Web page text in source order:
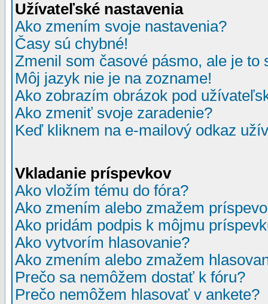
Užívateľské nastavenia
Ako zmením svoje nastavenia?
Časy sú chybné!
Zmenil som časové pásmo, ale je to
Môj jazyk nie je na zozname!
Ako zobrazím obrázok pod
Ako zmeniť svoje zaradenie?
Keď kliknem na e-mailový odkaz
Vkladanie príspevkov
Ako vložím tému do fóra?
Ako zmením alebo zmažem
Ako pridám podpis k môjmu
Ako vytvorím hlasovanie?
Ako zmením alebo zmažem
Prečo sa nemôžem dostať k fóru?
Prečo nemôžem hlasovať v ankete?